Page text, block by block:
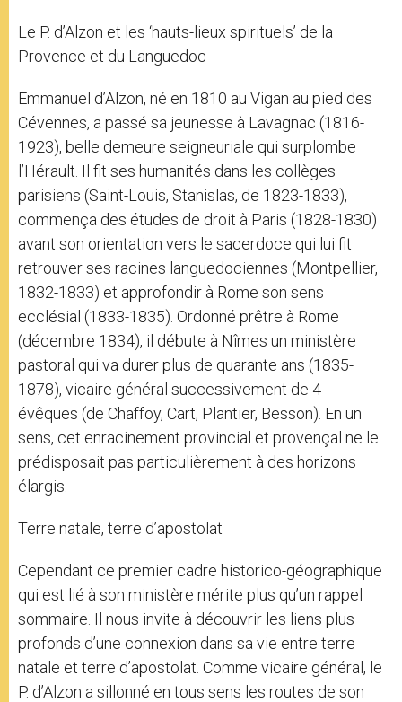
Le P. d’Alzon et les ‘hauts-lieux spirituels’ de la
Provence et du Languedoc
Emmanuel d’Alzon, né en 1810 au Vigan au pied des
Cévennes, a passé sa jeunesse à Lavagnac (1816-
1923), belle demeure seigneuriale qui surplombe
l’Hérault. Il fit ses humanités dans les collèges
parisiens (Saint-Louis, Stanislas, de 1823-1833),
commença des études de droit à Paris (1828-1830)
avant son orientation vers le sacerdoce qui lui fit
retrouver ses racines languedociennes (Montpellier,
1832-1833) et approfondir à Rome son sens
ecclésial (1833-1835). Ordonné prêtre à Rome
(décembre 1834), il débute à Nîmes un ministère
pastoral qui va durer plus de quarante ans (1835-
1878), vicaire général successivement de 4
évêques (de Chaffoy, Cart, Plantier, Besson). En un
sens, cet enracinement provincial et provençal ne le
prédisposait pas particulièrement à des horizons
élargis.
Terre natale, terre d’apostolat
Cependant ce premier cadre historico-géographique
qui est lié à son ministère mérite plus qu’un rappel
sommaire. Il nous invite à découvrir les liens plus
profonds d’une connexion dans sa vie entre terre
natale et terre d’apostolat. Comme vicaire général, le
P. d’Alzon a sillonné en tous sens les routes de son